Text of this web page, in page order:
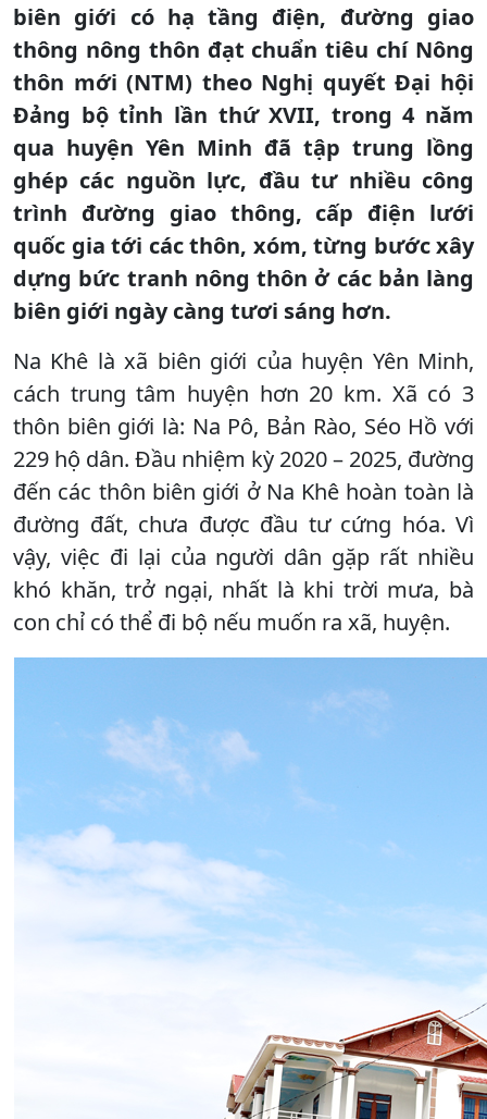
biên giới có hạ tầng điện, đường giao
thông nông thôn đạt chuẩn tiêu chí Nông
thôn mới (NTM) theo Nghị quyết Đại hội
Đảng bộ tỉnh lần thứ XVII, trong 4 năm
qua huyện Yên Minh đã tập trung lồng
ghép các nguồn lực, đầu tư nhiều công
trình đường giao thông, cấp điện lưới
quốc gia tới các thôn, xóm, từng bước xây
dựng bức tranh nông thôn ở các bản làng
biên giới ngày càng tươi sáng hơn.
Na Khê là xã biên giới của huyện Yên Minh,
cách trung tâm huyện hơn 20 km. Xã có 3
thôn biên giới là: Na Pô, Bản Rào, Séo Hồ với
229 hộ dân. Đầu nhiệm kỳ 2020 – 2025, đường
đến các thôn biên giới ở Na Khê hoàn toàn là
đường đất, chưa được đầu tư cứng hóa. Vì
vậy, việc đi lại của người dân gặp rất nhiều
khó khăn, trở ngại, nhất là khi trời mưa, bà
con chỉ có thể đi bộ nếu muốn ra xã, huyện.